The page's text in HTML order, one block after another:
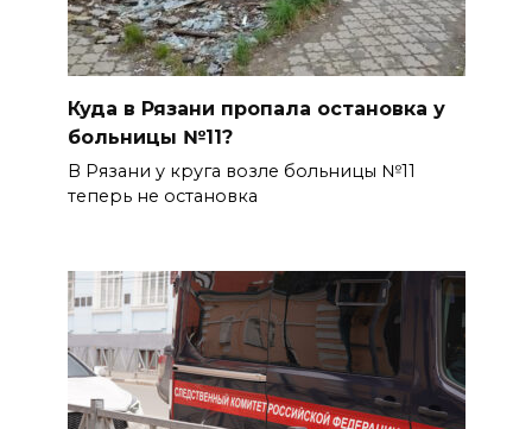
Куда в Рязани пропала остановка у
больницы №11?
В Рязани у круга возле больницы №11
теперь не остановка